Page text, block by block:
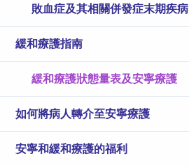
敗血症及其相關併發症末期疾病
緩和療護指南
緩和療護狀態量表及安寧療護
如何將病人轉介至安寧療護
安寧和緩和療護的福利